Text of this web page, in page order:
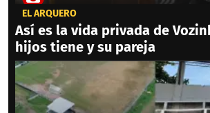
EL ARQUERO
Así es la vida privada de
hijos tiene y su pareja